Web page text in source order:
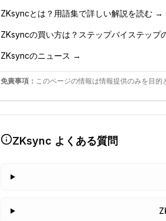
ZKsyncとは？用語集で詳しい解説を読む →
ZKsyncの買い方は？ステップバイステップ
ZKsyncのニュース →
免責事項： このページの情報は情報提供のみを目的
ZKsync よくある質問